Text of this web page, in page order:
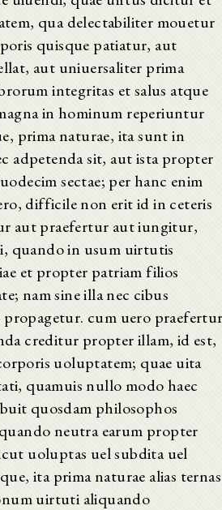
qua delectabiliter mouetur
quisque patiatur, aut
aut uniuersaliter prima
integritas et salus atque
in hominum reperiuntur
prima naturae, ita sunt in
adpetenda sit, aut ista propter
sectae; per hanc enim
difficile non erit id in ceteris
aut praefertur aut iungitur,
quando in usum uirtutis
et propter patriam filios
nam sine illa nec cibus
cum uero
creditur propter illam, id est,
uoluptatem; quae uita
quamuis nullo modo haec
quosdam philosophos
neutra earum propter
uoluptas uel subdita uel
ita prima naturae alias ternas
uirtuti aliquando